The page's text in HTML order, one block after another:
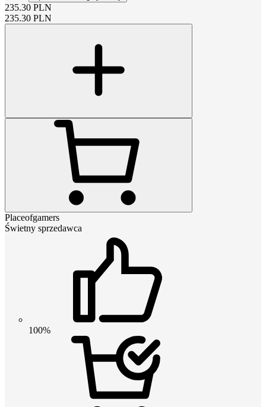
235.30 PLN
235.30 PLN
Placeofgamers
Świetny sprzedawca
100%